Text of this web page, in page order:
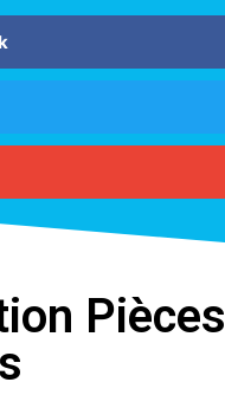
Pièces